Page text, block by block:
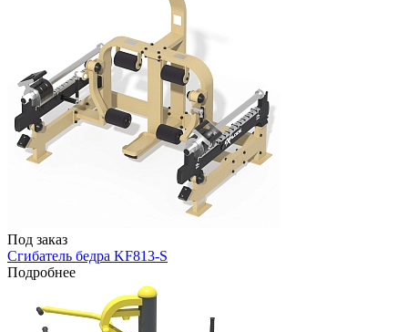
Под заказ
Сгибатель бедра KF813-S
Подробнее